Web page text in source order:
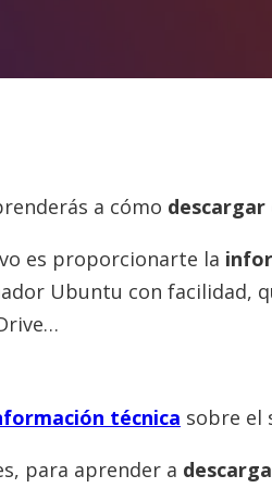
a cómo
es proporcionarte la
Ubuntu con facilidad,
técnica sobre el
para aprender a